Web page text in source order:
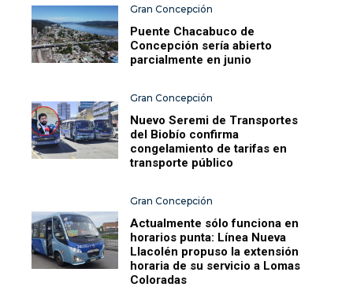
Gran Concepción
Puente Chacabuco de
Concepción sería abierto
parcialmente en junio
Gran Concepción
Nuevo Seremi de Transportes
del Biobío confirma
congelamiento de tarifas en
transporte público
Gran Concepción
Actualmente sólo funciona en
horarios punta: Línea Nueva
Llacolén propuso la extensión
horaria de su servicio a Lomas
Coloradas